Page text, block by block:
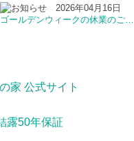
2026年04月16日
ゴールデンウィークの休業のご…